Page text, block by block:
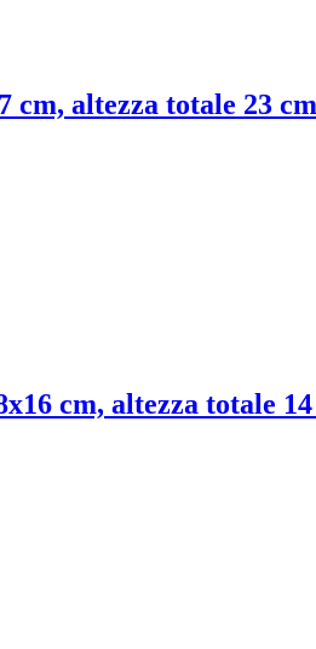
cm, altezza totale 23 cm
cm, altezza totale